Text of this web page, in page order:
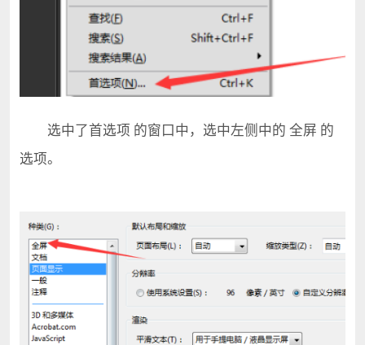
选中了首选项 的窗口中，选中左侧中的 全屏 的
选项。